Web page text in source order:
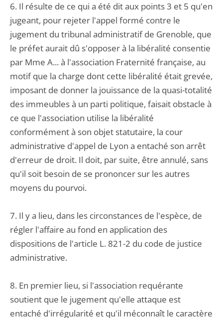
6. Il résulte de ce qui a été dit aux points 3 et 5 qu'en
jugeant, pour rejeter l'appel formé contre le
jugement du tribunal administratif de Grenoble, que
le préfet aurait dû s'opposer à la libéralité consentie
par Mme A... à l'association Fraternité française, au
motif que la charge dont cette libéralité était grevée,
imposant de donner la jouissance de la quasi-totalité
des immeubles à un parti politique, faisait obstacle à
ce que l'association utilise la libéralité
conformément à son objet statutaire, la cour
administrative d'appel de Lyon a entaché son arrêt
d'erreur de droit. Il doit, par suite, être annulé, sans
qu'il soit besoin de se prononcer sur les autres
moyens du pourvoi.
7. Il y a lieu, dans les circonstances de l'espèce, de
régler l'affaire au fond en application des
dispositions de l'article L. 821-2 du code de justice
administrative.
8. En premier lieu, si l'association requérante
soutient que le jugement qu'elle attaque est
entaché d'irrégularité et qu'il méconnaît le caractère